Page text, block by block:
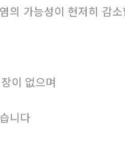
의 가능성이 현저히 감
이 없으며
니다